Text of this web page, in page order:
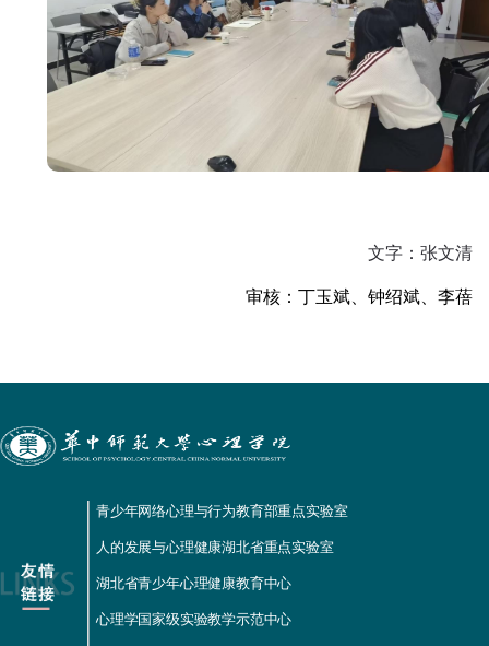
文字：张文清
审核：丁玉斌、钟绍斌、李蓓
青少年网络心理与行为教育部重点实验室
人的发展与心理健康湖北省重点实验室
湖北省青少年心理健康教育中心
心理学国家级实验教学示范中心